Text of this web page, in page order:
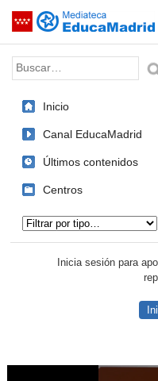
Saltar navegación
Palabra o frase:
Inicio
Canal EducaMadrid
Últimos contenidos
Centros
Inicia sesión para